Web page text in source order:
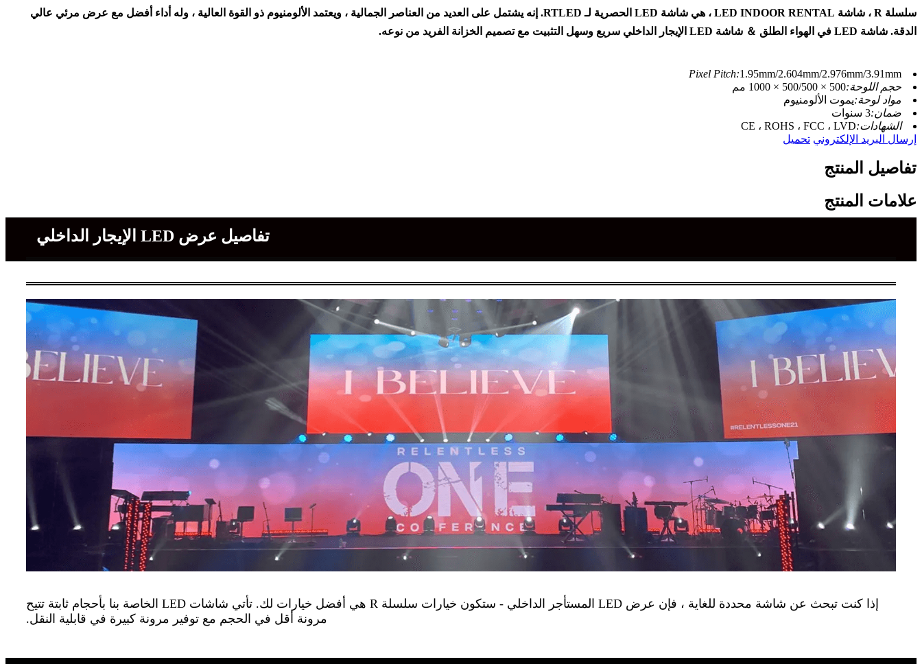
سلسلة R ، شاشة LED INDOOR RENTAL ، هي شاشة LED الحصرية لـ RTLED. إنه يشتمل على العديد من العناصر الجمالية ، ويعتمد الألومنيوم ذو القوة العالية ، وله أداء أفضل مع عرض مرئي عالي
الدقة. شاشة LED في الهواء الطلق ＆ شاشة LED الإيجار الداخلي سريع وسهل التثبيت مع تصميم الخزانة الفريد من نوعه.
Pixel Pitch:1.95mm/2.604mm/2.976mm/3.91mm
حجم اللوحة:500 × 500/500 × 1000 مم
مواد لوحة:يموت الألومنيوم
ضمان:3 سنوات
الشهادات:CE ، ROHS ، FCC ، LVD
إرسال البريد الإلكتروني تحميل
تفاصيل المنتج
علامات المنتج
تفاصيل عرض LED الإيجار الداخلي
إذا كنت تبحث عن شاشة محددة للغاية ، فإن عرض LED المستأجر الداخلي - ستكون خيارات سلسلة R هي أفضل خيارات لك. تأتي شاشات LED الخاصة بنا بأحجام ثابتة تتيح
مرونة أقل في الحجم مع توفير مرونة كبيرة في قابلية النقل.